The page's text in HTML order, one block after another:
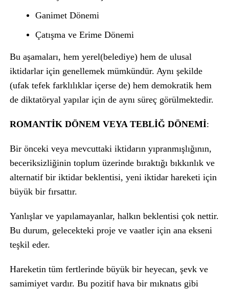
Ganimet Dönemi
Çatışma ve Erime Dönemi
Bu aşamaları, hem yerel(belediye) hem de ulusal
iktidarlar için genellemek mümkündür. Aynı şekilde
(ufak tefek farklılıklar içerse de) hem demokratik hem
de diktatöryal yapılar için de aynı süreç görülmektedir.
ROMANTİK DÖNEM VEYA TEBLİĞ DÖNEMİ:
Bir önceki veya mevcuttaki iktidarın yıpranmışlığının,
beceriksizliğinin toplum üzerinde bıraktığı bıkkınlık ve
alternatif bir iktidar beklentisi, yeni iktidar hareketi için
büyük bir fırsattır.
Yanlışlar ve yapılamayanlar, halkın beklentisi çok nettir.
Bu durum, gelecekteki proje ve vaatler için ana ekseni
teşkil eder.
Hareketin tüm fertlerinde büyük bir heyecan, şevk ve
samimiyet vardır. Bu pozitif hava bir mıknatıs gibi